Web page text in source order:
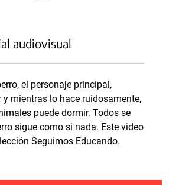
audiovisual
el personaje principal,
y mientras lo hace ruidosamente,
puede dormir. Todos se
sigue como si nada. Este video
Seguimos Educando.